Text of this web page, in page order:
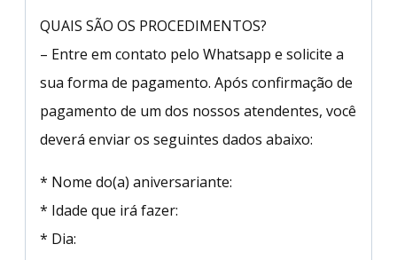
QUAIS SÃO OS PROCEDIMENTOS?
– Entre em contato pelo Whatsapp e solicite a
sua forma de pagamento. Após confirmação de
pagamento de um dos nossos atendentes, você
deverá enviar os seguintes dados abaixo:
* Nome do(a) aniversariante:
* Idade que irá fazer:
* Dia: